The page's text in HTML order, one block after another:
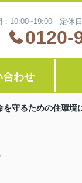
：10:00~19:00 定休
0120-
合わせ
守るための住環境